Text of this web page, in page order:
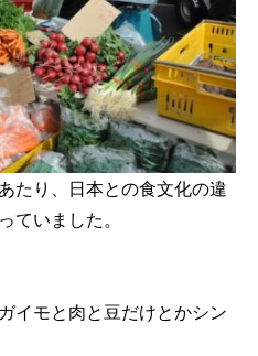
たり、日本との食文化の違
ていました。
イモと肉と豆だけとかシン